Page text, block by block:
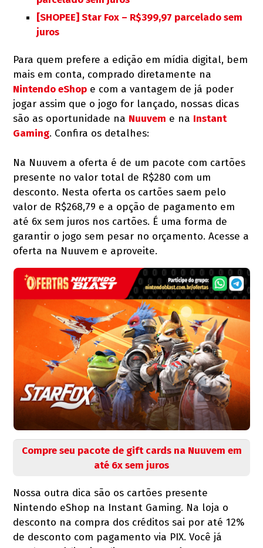
[SHOPEE] Star Fox – R$399,97 parcelado sem
juros
Para quem prefere a edição em mídia digital, bem
mais em conta, comprado diretamente na
Nintendo eShop e com a vantagem de já poder
jogar assim que o jogo for lançado, nossas dicas
são as oportunidade na Nuuvem e na Instant
Gaming. Confira os detalhes:
Na Nuuvem a oferta é de um pacote com cartões
presente no valor total de R$280 com um
desconto. Nesta oferta os cartões saem pelo
valor de R$268,79 e a opção de pagamento em
até 6x sem juros nos cartões. É uma forma de
garantir o jogo sem pesar no orçamento. Acesse a
oferta na Nuuvem e aproveite.
Compre seu pacote de gift cards na Nuuvem em
até 6x sem juros
Nossa outra dica são os cartões presente
Nintendo eShop na Instant Gaming. Na loja o
desconto na compra dos créditos sai por até 12%
de desconto com pagamento via PIX. Você já